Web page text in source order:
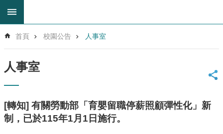
跳到主要內容區塊
階
搜
首
頁
網
站
首頁 校園公告 人事室
人事室
[轉知] 有關勞動部「育嬰留職停薪照顧彈性化」新
制，已於115年1月1日施行。